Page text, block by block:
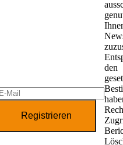
Registrieren
den